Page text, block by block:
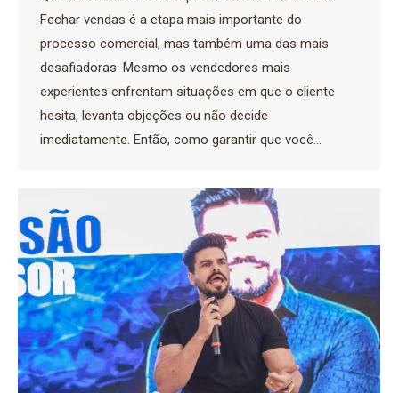
Fechar vendas é a etapa mais importante do
processo comercial, mas também uma das mais
desafiadoras. Mesmo os vendedores mais
experientes enfrentam situações em que o cliente
hesita, levanta objeções ou não decide
imediatamente. Então, como garantir que você…